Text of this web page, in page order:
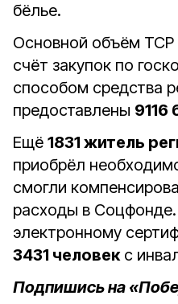
бёлье.
Основной объём ТСР
счёт закупок по
способом средства
предоставлены 9116
Ещё 1831 житель
приобрёл
смогли
расходы в
электронному
3431 человекс
Подпишись на